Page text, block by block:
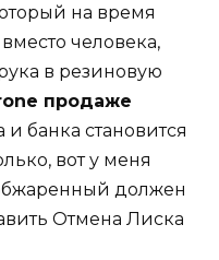
на время
человека,
в резиновую
продаже
и банка становится
вот у меня
должен
Отмена Лиска